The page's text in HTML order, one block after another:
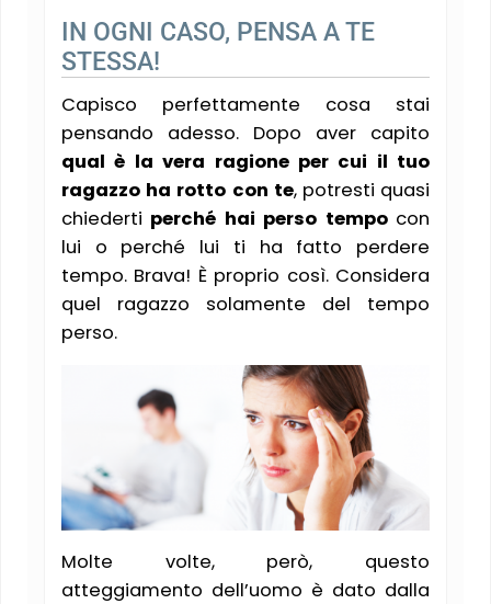
IN OGNI CASO, PENSA A TE
STESSA!
Capisco perfettamente cosa stai
pensando adesso. Dopo aver capito
qual è la vera ragione per cui il tuo
ragazzo ha rotto con te, potresti quasi
chiederti perché hai perso tempocon
lui o perché lui ti ha fatto perdere
tempo. Brava! È proprio così. Considera
quel ragazzo solamente del tempo
perso.
Molte volte, però, questo
atteggiamento dell’uomo è dato dalla